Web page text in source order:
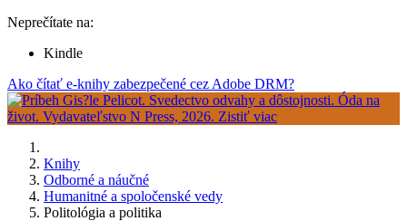
Neprečítate na:
Kindle
Ako čítať e-knihy zabezpečené cez Adobe DRM?
Knihy
Odborné a náučné
Humanitné a spoločenské vedy
Politológia a politika